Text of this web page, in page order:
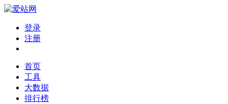
登录
注册
首页
工具
大数据
排行榜